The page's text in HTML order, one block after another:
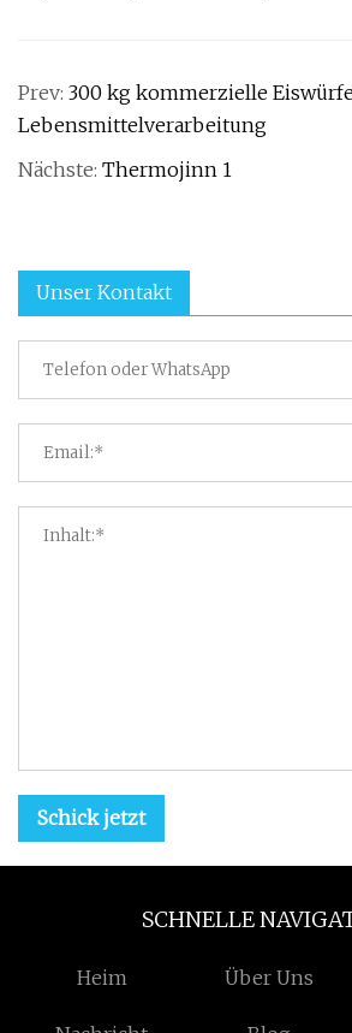
Prev: 300 kg kommerzielle
Lebensmittelverarbeitung
Nächste: Thermojinn 1
Unser Kontakt
Schick jetzt
SCHNELLE
Heim Über Uns